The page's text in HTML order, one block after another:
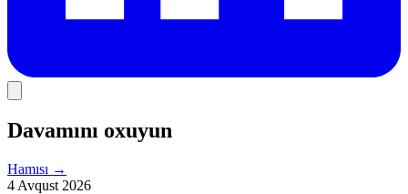
Davamını oxuyun
Hamısı →
4 Avqust 2026